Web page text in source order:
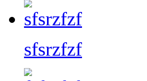
sfsrzfzf